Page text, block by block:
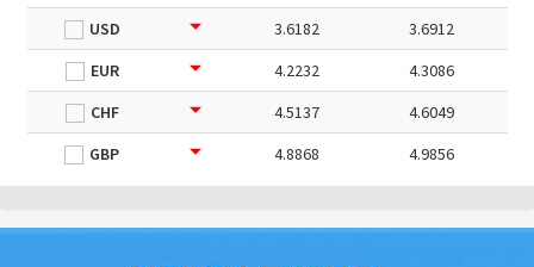
USD
3.6182
3.6912
EUR
4.2232
4.3086
CHF
4.5137
4.6049
GBP
4.8868 4.9856